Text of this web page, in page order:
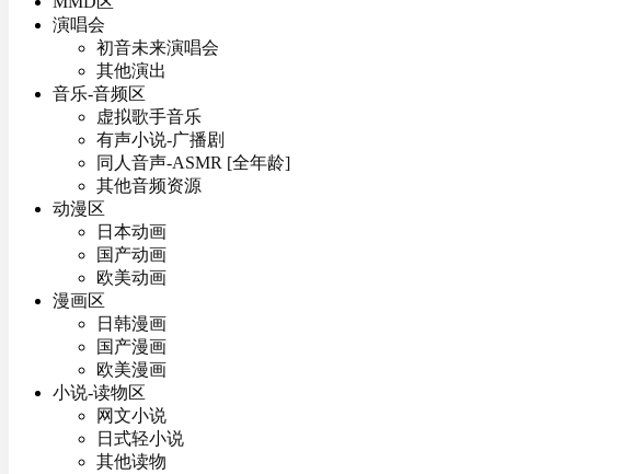
演唱会
初音未来演唱会
其他演出
音乐-音频区
虚拟歌手音乐
有声小说-广播剧
同人音声-ASMR [全年龄]
其他音频资源
动漫区
日本动画
国产动画
欧美动画
漫画区
日韩漫画
国产漫画
欧美漫画
小说-读物区
网文小说
日式轻小说
其他读物